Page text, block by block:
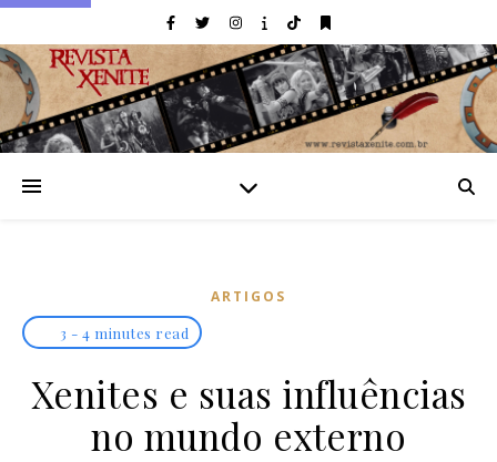
ARTIGOS
3 - 4 minutes read
Xenites e suas influências
no mundo externo